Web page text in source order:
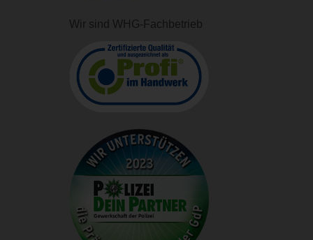
Wir sind WHG-Fachbetrieb